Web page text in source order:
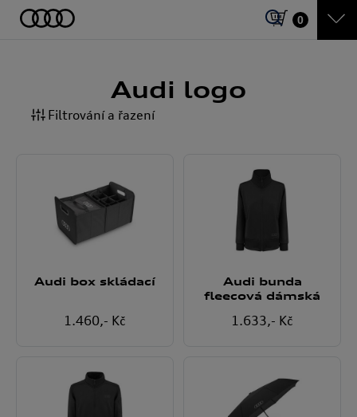
0
Audi logo
Filtrování a řazení
Audi box skládací
1.460,- Kč
Audi bunda
fleecová dámská
1.633,- Kč